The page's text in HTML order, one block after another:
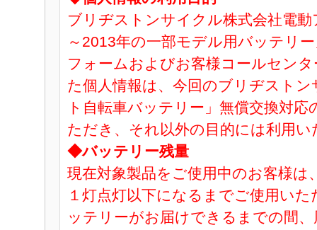
ブリヂストンサイクル株式会社電
～2013年の一部モデル用バッテリ
フォームおよびお客様コールセン
た個人情報は、今回のブリヂスト
ト自転車バッテリー」無償交換対
ただき、それ以外の目的には利用
◆バッテリー残量
現在対象製品をご使用中のお客様は
１灯点灯以下になるまでご使用い
ッテリーがお届けできるまでの間